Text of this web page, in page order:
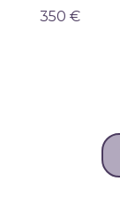
350 €